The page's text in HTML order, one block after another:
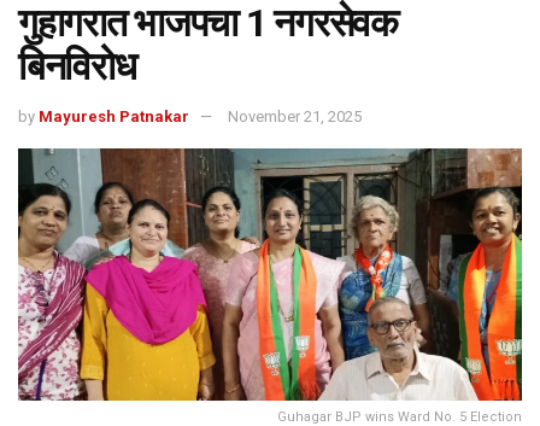
गुहागरात भाजपचा 1 नगरसेवक
बिनविरोध
by Mayuresh Patnakar November 21, 2025
Guhagar BJP wins Ward No. 5 Election